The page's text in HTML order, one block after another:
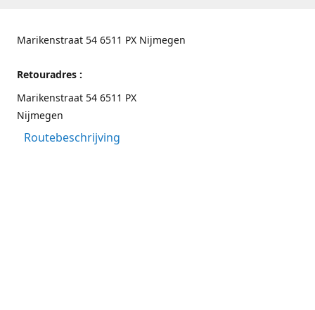
Marikenstraat 54 6511 PX Nijmegen
Retouradres :
Marikenstraat 54 6511 PX
Nijmegen
Routebeschrijving